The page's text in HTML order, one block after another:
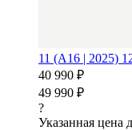
11 (A16 | 2025)
40 990 ₽
49 990 ₽
?
Указанная цена